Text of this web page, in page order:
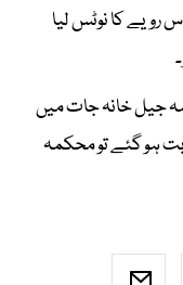
رویے کا نوٹس لیا
جیل خانہ جات میں
ہو گئے تو محکمہ